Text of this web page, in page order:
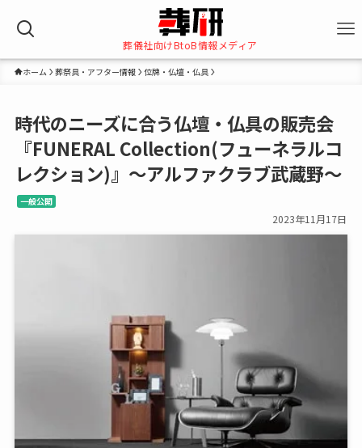
葬儀社向けBtoB情報メディア
ホーム 葬祭具・アフター情報 位牌・仏壇・仏具
時代のニーズに合う仏壇・仏具の販売会
『FUNERAL Collection(フューネラルコ
レクション)』～アルファクラブ武蔵野～
一般公開
2023年11月17日